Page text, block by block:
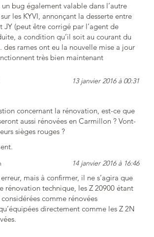
un bug également valable dans l’autre
sur les KYVI, annonçant la desserte entre
JY (peut être corrigé par l’agent de
a condition qu’il soit au courant du
des rames ont eu la nouvelle mise a jour
très bien maintenant
13 janvier 2016 à 00:31
concernant la rénovation, est-ce que
aussi rénovées en Carmillon ? Vont-
sièges rouges ?
14 janvier 2016 à 16:46
erreur, mais à confirmer, il ne s’agira que
rénovation technique, les Z 20900 étant
comme rénovées
directement comme les Z 2N